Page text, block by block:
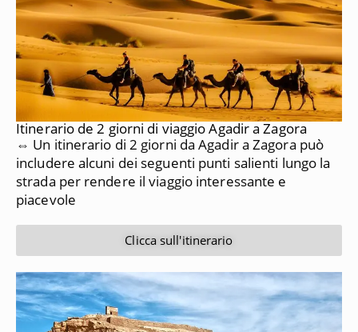
Itinerario de 2 giorni di viaggio Agadir a Zagora
⇔ Un itinerario di 2 giorni da Agadir a Zagora può
includere alcuni dei seguenti punti salienti lungo la
strada per rendere il viaggio interessante e
piacevole
Clicca sull'itinerario